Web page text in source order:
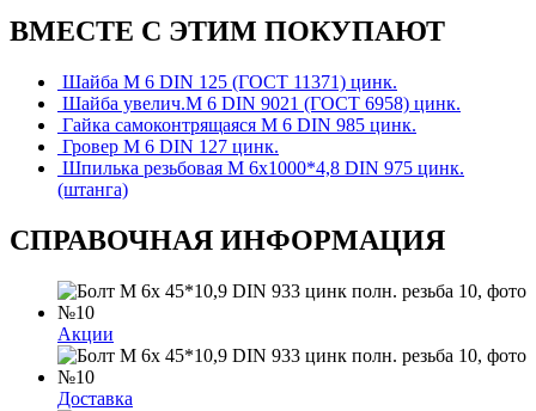
ВМЕСТЕ С ЭТИМ ПОКУПАЮТ
Шайба М 6 DIN 125 (ГОСТ 11371) цинк.
Шайба увелич.М 6 DIN 9021 (ГОСТ 6958) цинк.
Гайка самоконтрящаяся М 6 DIN 985 цинк.
Гровер М 6 DIN 127 цинк.
Шпилька резьбовая М 6х1000*4,8 DIN 975 цинк.
(штанга)
СПРАВОЧНАЯ ИНФОРМАЦИЯ
Акции
Доставка